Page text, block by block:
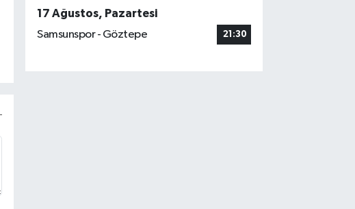
17 Ağustos, Pazartesi
Samsunspor - Göztepe
21:30